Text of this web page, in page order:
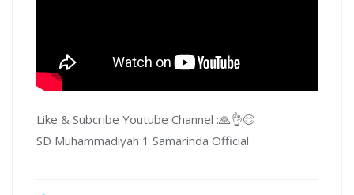
Like & Subcribe Youtube Channel :🙏👌😊
SD Muhammadiyah 1 Samarinda Official